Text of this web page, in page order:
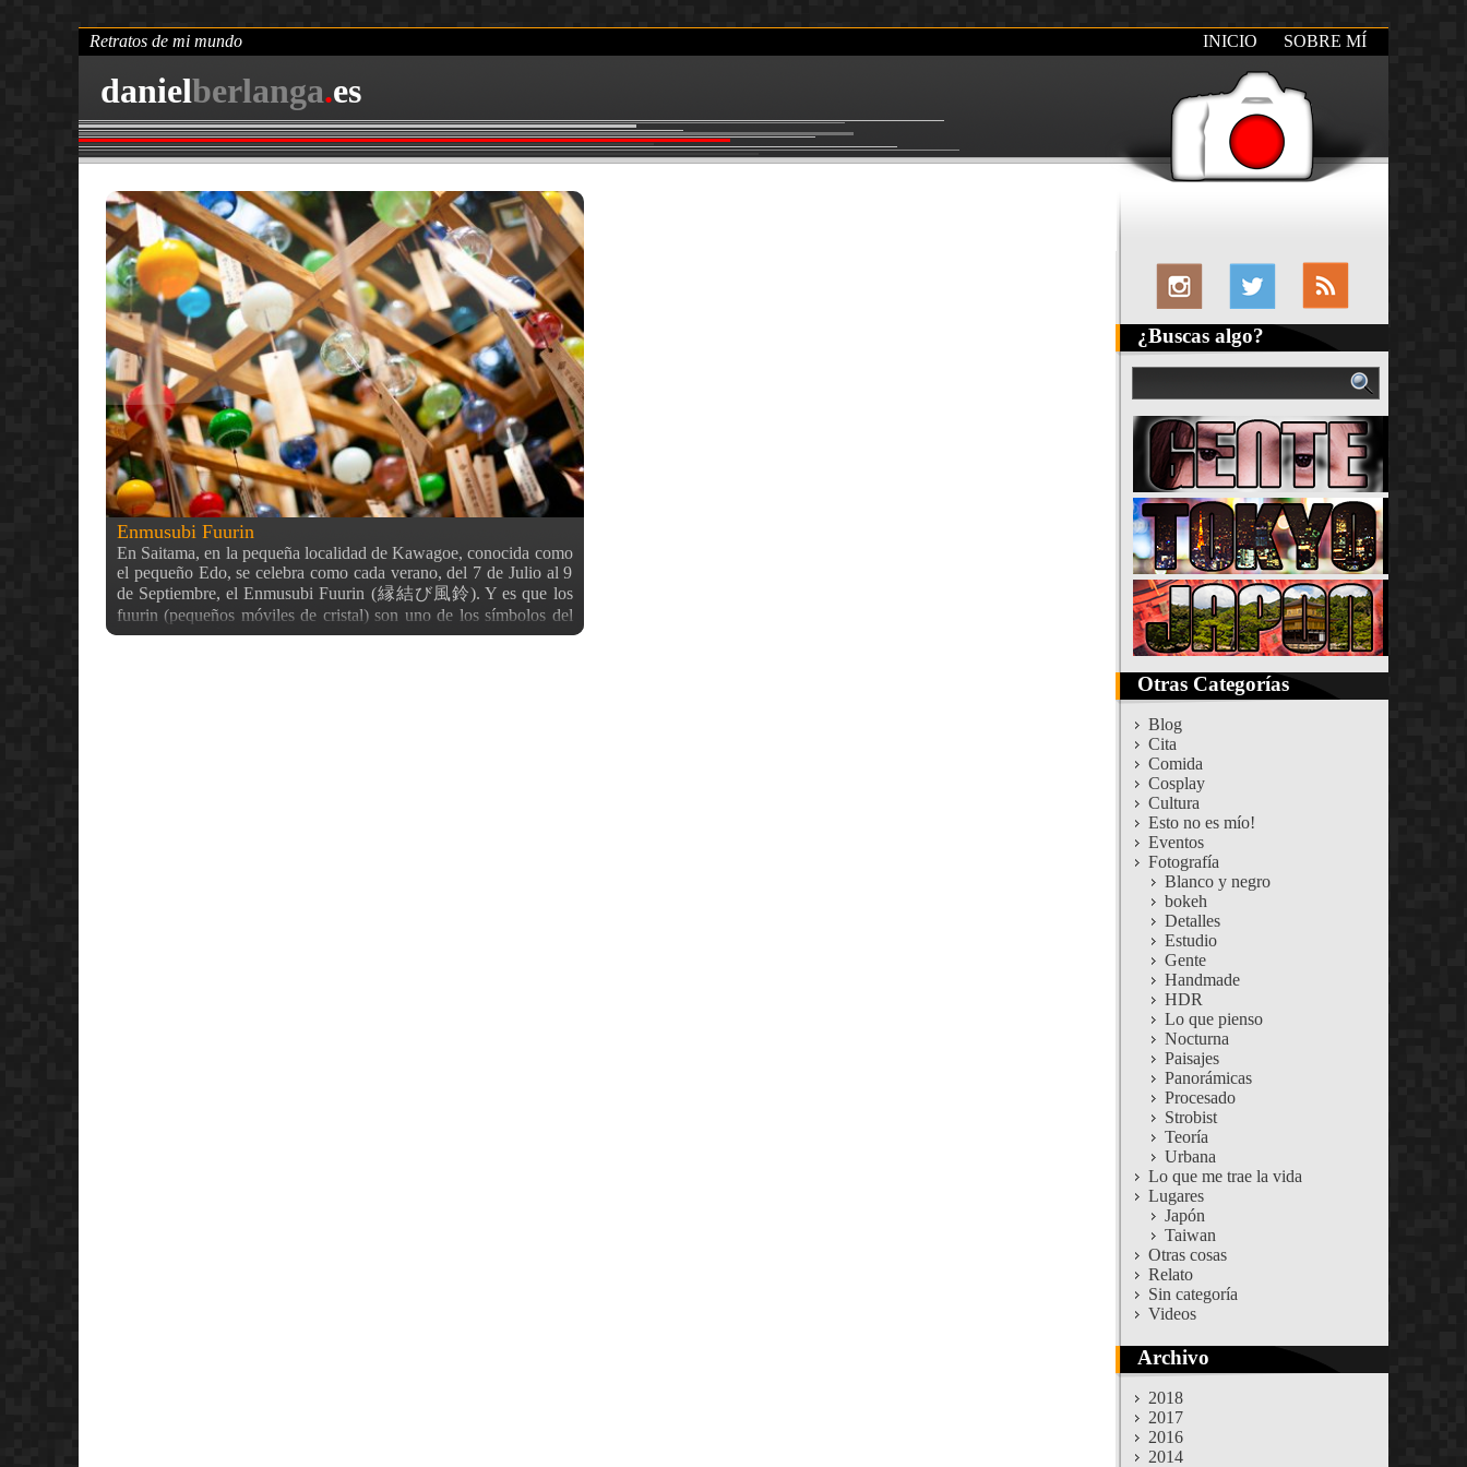
danielberlanga.es
Retratos de mi mundo INICIO SOBRE MÍ
Enmusubi Fuurin
En Saitama, en la pequeña localidad de Kawagoe, conocida como
el pequeño Edo, se celebra como cada verano, del 7 de Julio al 9
de Septiembre, el Enmusubi Fuurin (縁結び風鈴). Y es que los
fuurin (pequeños móviles de cristal) son uno de los símbolos del
verano japonés. A su vez, el enmusubi (literalmente enlazar
¿Buscas algo?
Otras Categorías
Blog
Cita
Comida
Cosplay
Cultura
Esto no es mío!
Eventos
Fotografía
Blanco y negro
bokeh
Detalles
Estudio
Gente
Handmade
HDR
Lo que pienso
Nocturna
Paisajes
Panorámicas
Procesado
Strobist
Teoría
Urbana
Lo que me trae la vida
Lugares
Japón
Taiwan
Otras cosas
Relato
Sin categoría
Videos
Archivo
2018
2017
2016
2014